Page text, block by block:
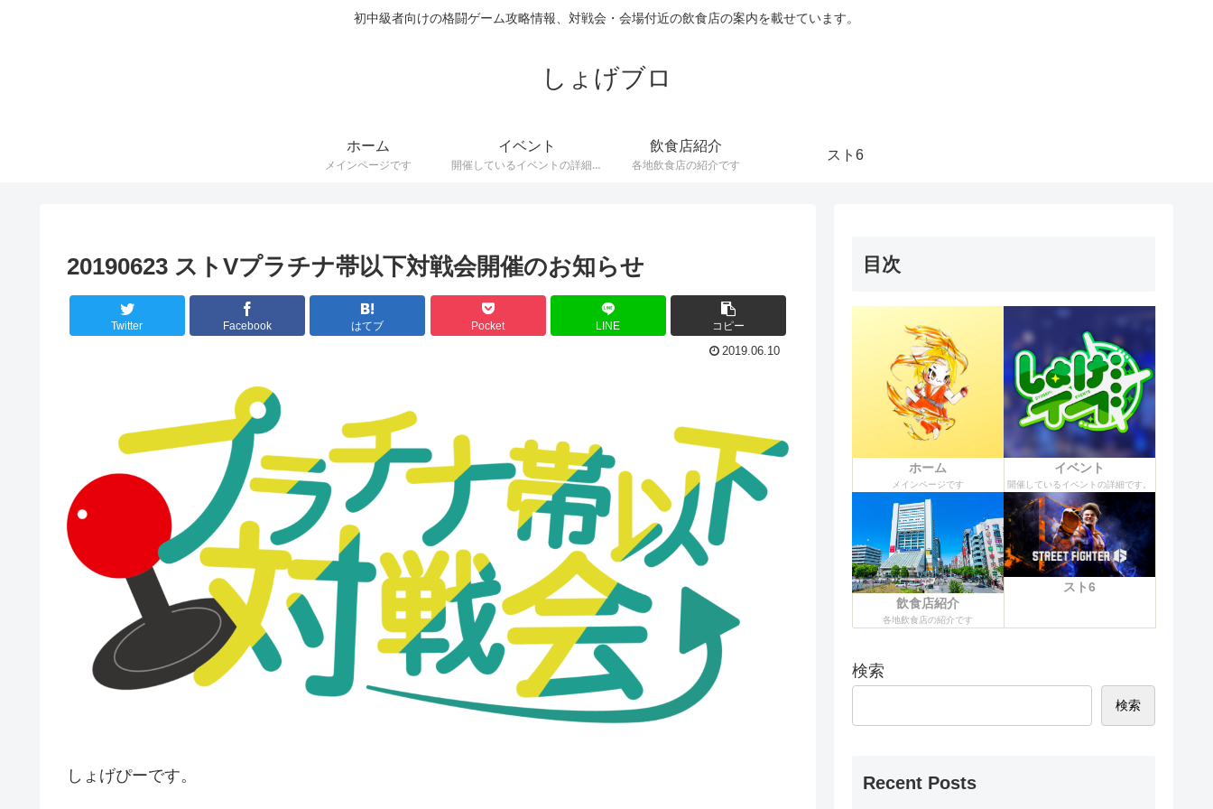
初中級者向けの格闘ゲーム攻略情報、対戦会・会場付近の飲食店の案内を載せています。
しょげブロ
ホーム
メインページです
イベント
開催しているイベントの詳細で
飲食店紹介
各地飲食店の紹介です
スト6
20190623 ストVプラチナ帯以下対戦会開催のお知らせ
Twitter Facebook はてブ Pocket LINE コピー
2019.06.10
しょげぴーです。
目次
ホーム
メインページです
イベント
開催しているイベントの詳細です。
飲食店紹介
各地飲食店の紹介です
スト6
検索
検索
Recent Posts